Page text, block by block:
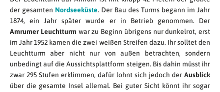
der gesamten Nordseeküste. Der Bau des Turms begann im Jahr
1874, ein Jahr später wurde er in Betrieb genommen. Der
Amrumer Leuchtturm war zu Beginn übrigens nur dunkelrot, erst
im Jahr 1952 kamen die zwei weißen Streifen dazu. Ihr solltet den
Leuchtturm aber nicht nur von außen betrachten, sondern
unbedingt auf die Aussichtsplattform steigen. Bis dahin müsst ihr
zwar 295 Stufen erklimmen, dafür lohnt sich jedoch der Ausblick
über die gesamte Insel allemal. Bei guter Sicht könnt ihr sogar